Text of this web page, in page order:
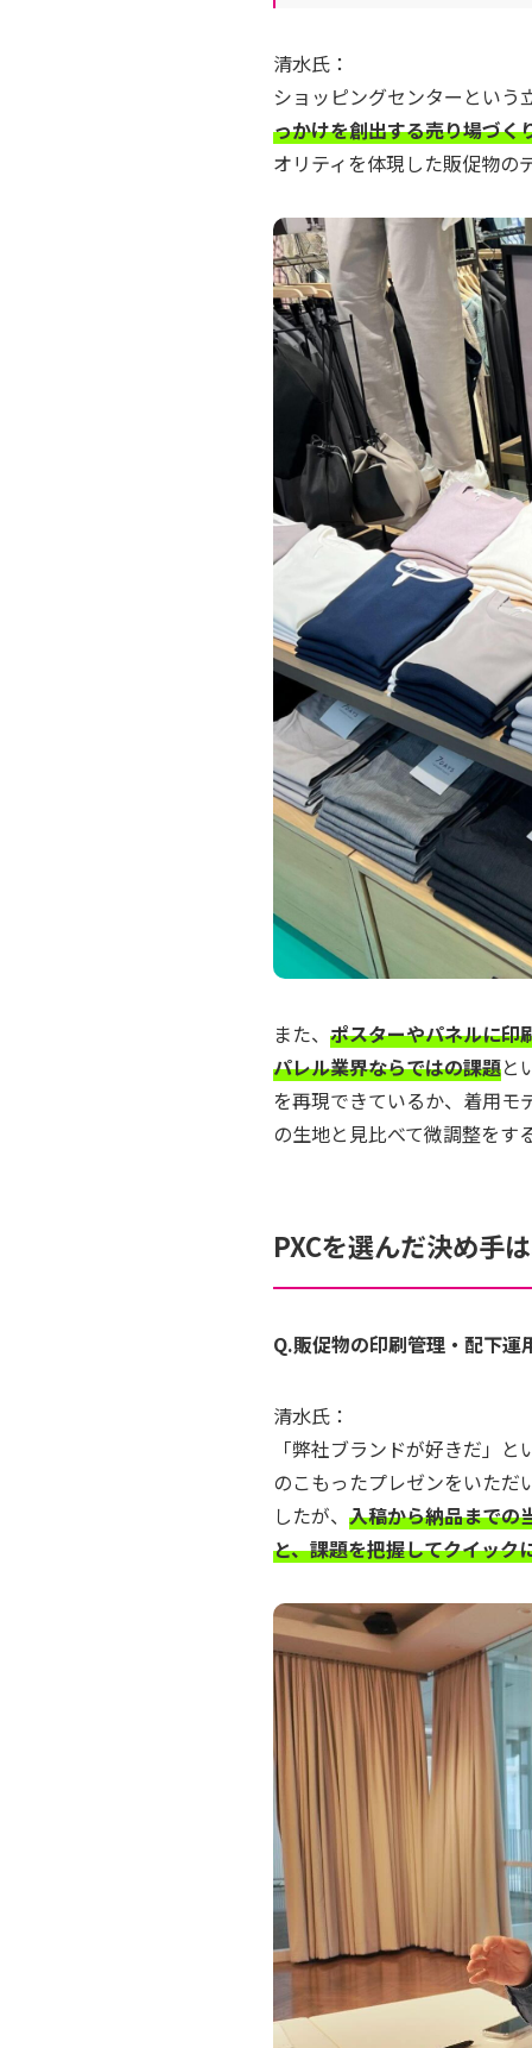
清水氏：
ショッピングセンターという
っかけを創出する売り場づく
オリティを体現した販促物の
また、 ポスターやパネルに印
パレル業界ならではの課題と
を再現できているか、着用モ
の生地と見比べて微調整をす
PXCを選んだ決め手
Q.販促物の印刷管理・配下運
清水氏：
「弊社ブランドが好きだ」
のこもったプレゼンをいただ
したが、 入稿から納品までの
と、課題を把握してクイック